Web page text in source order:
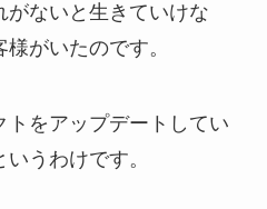
がないと生きていけな
がいたのです。
トをアップデートしてい
うわけです。